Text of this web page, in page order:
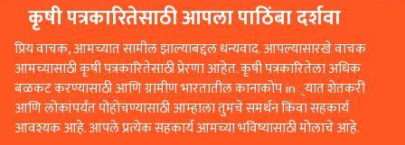
कृषी पत्रकारितेसाठी आपला पाठिंबा दर्शवा
प्रिय वाचक, आमच्यात सामील झाल्याबद्दल धन्यवाद. आपल्यासारखे वाचक
आमच्यासाठी कृषी पत्रकारितेसाठी प्रेरणा आहेत. कृषी पत्रकारितेला अधिक
बळकट करण्यासाठी आणि ग्रामीण भारतातील कानाकोप in्यात शेतकरी
आणि लोकांपर्यंत पोहोचण्यासाठी आम्हाला तुमचे समर्थन किंवा सहकार्य
आवश्यक आहे. आपले प्रत्येक सहकार्य आमच्या भविष्यासाठी मोलाचे आहे.